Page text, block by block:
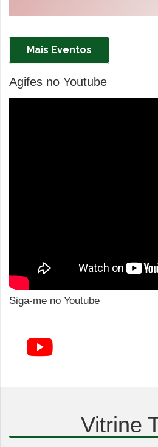
Mais Eventos
Agifes no Youtube
Siga-me no Youtube
Vitrine